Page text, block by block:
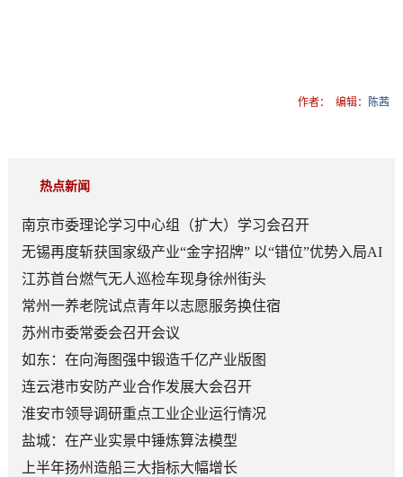
作者： 编辑： 陈茜
热点新闻
南京市委理论学习中心组（扩大）学习会召开
无锡再度斩获国家级产业“金字招牌” 以“错位”优势入局AI
顶层赛道
江苏首台燃气无人巡检车现身徐州街头
常州一养老院试点青年以志愿服务换住宿
苏州市委常委会召开会议
如东：在向海图强中锻造千亿产业版图
连云港市安防产业合作发展大会召开
淮安市领导调研重点工业企业运行情况
盐城：在产业实景中锤炼算法模型
上半年扬州造船三大指标大幅增长